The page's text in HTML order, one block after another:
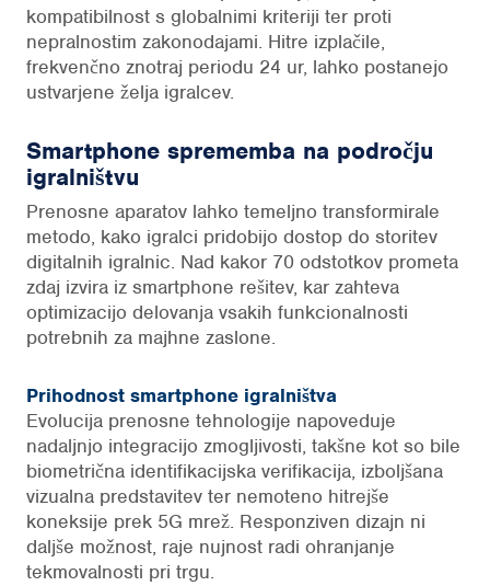
kompatibilnost s globalnimi kriteriji ter proti
nepralnostim zakonodajami. Hitre izplačile,
frekvenčno znotraj periodu 24 ur, lahko postanejo
ustvarjene želja igralcev.
Smartphone sprememba na področju
igralništvu
Prenosne aparatov lahko temeljno transformirale
metodo, kako igralci pridobijo dostop do storitev
digitalnih igralnic. Nad kakor 70 odstotkov prometa
zdaj izvira iz smartphone rešitev, kar zahteva
optimizacijo delovanja vsakih funkcionalnosti
potrebnih za majhne zaslone.
Prihodnost smartphone igralništva
Evolucija prenosne tehnologije napoveduje
nadaljnjo integracijo zmogljivosti, takšne kot so bile
biometrična identifikacijska verifikacija, izboljšana
vizualna predstavitev ter nemoteno hitrejše
koneksije prek 5G mrež. Responziven dizajn ni
daljše možnost, raje nujnost radi ohranjanje
tekmovalnosti pri trgu.